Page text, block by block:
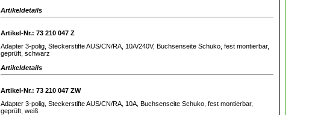
Artikeldetails
Artikel-Nr.: 73 210 047 Z
Adapter 3-polig, Steckerstifte AUS/CN/RA, 10A/240V, Buchsenseite Schuko, fest montierbar,
geprüft, schwarz
Artikeldetails
Artikel-Nr.: 73 210 047 ZW
Adapter 3-polig, Steckerstifte AUS/CN/RA, 10A, Buchsenseite Schuko, fest montierbar,
geprüft, weiß